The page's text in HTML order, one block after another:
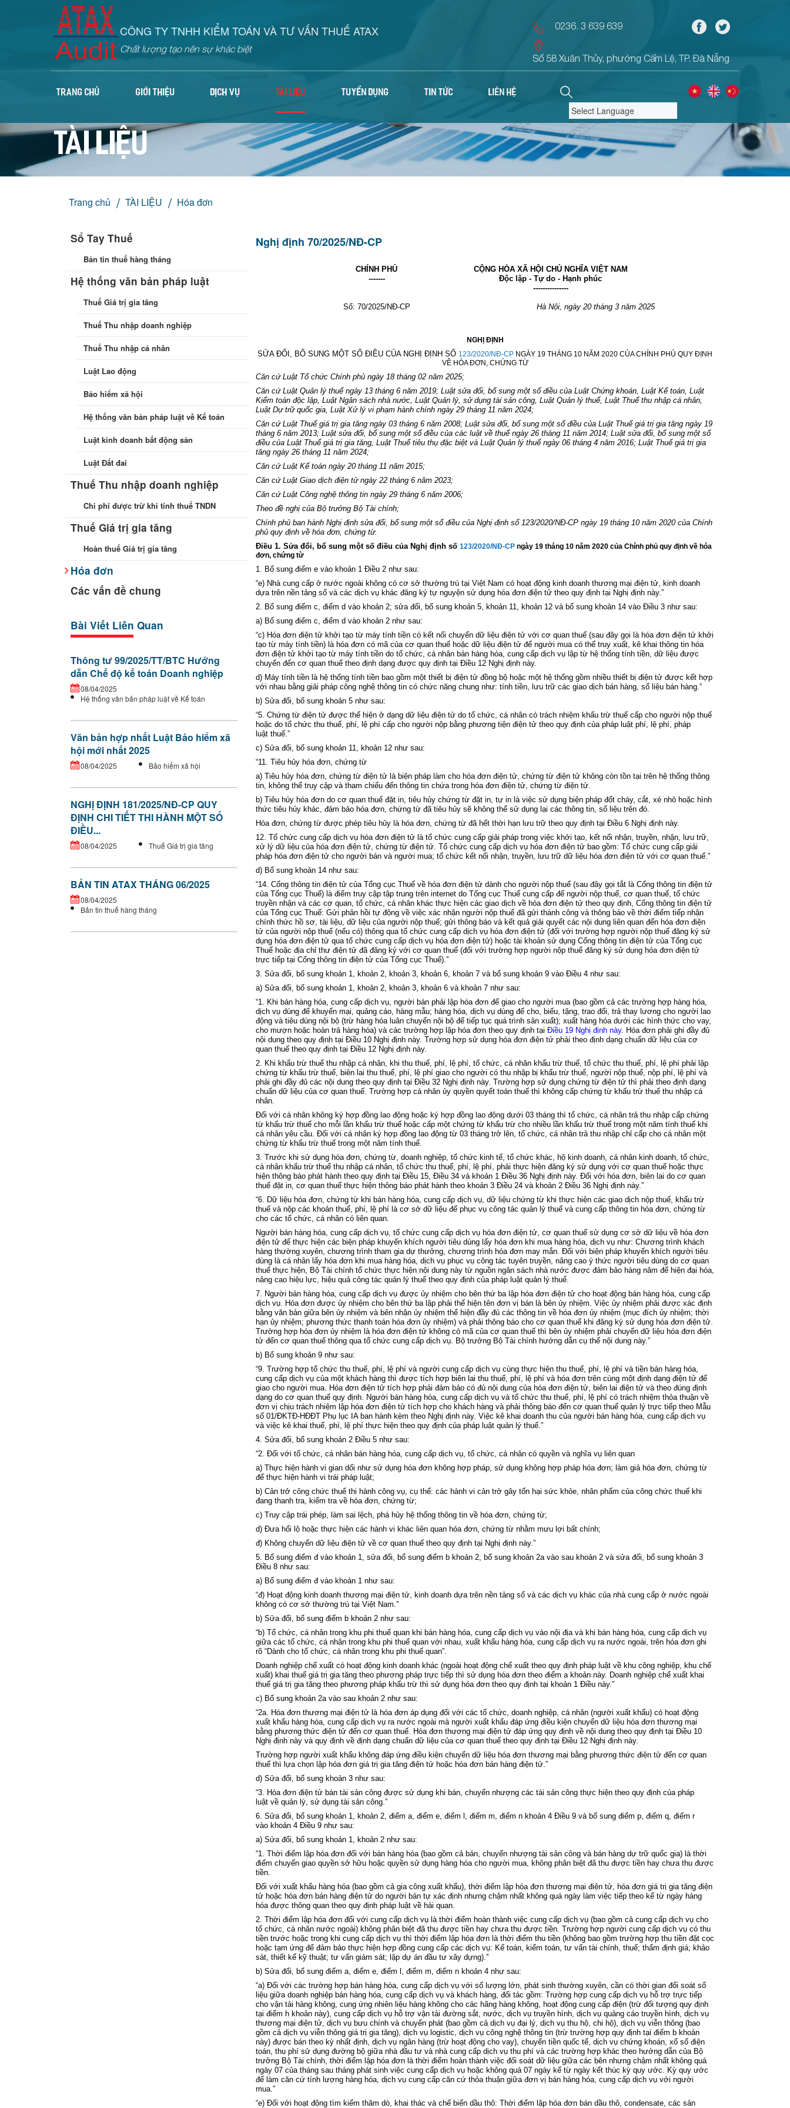
CÔNG TY TNHH KIỂM TOÁN VÀ TƯ VẤN THUẾ ATAX
Chất lượng tạo nên sự khác biệt
0236. 3 639 639
Số 58 Xuân Thủy, phường Cẩm Lệ, TP. Đà Nẵng
TRANG CHỦ GIỚI THIỆU DỊCH VỤ TÀI LIỆU TUYỂN DỤNG TIN TỨC LIÊN HỆ
Powered by Translate
TÀI LIỆU
Trang chủ TÀI LIỆU Hóa đơn
Sổ Tay Thuế
Bản tin thuế hàng tháng
Hệ thống văn bản pháp luật
Thuế Giá trị gia tăng
Thuế Thu nhập doanh nghiệp
Thuế Thu nhập cá nhân
Luật Lao động
Bảo hiểm xã hội
Hệ thống văn bản pháp luật về Kế toán
Luật kinh doanh bất động sản
Luật Đất đai
Thuế Thu nhập doanh nghiệp
Chi phí được trừ khi tính thuế TNDN
Thuế Giá trị gia tăng
Hoàn thuế Giá trị gia tăng
Hóa đơn
Các vấn đề chung
Bài Viết Liên Quan
Thông tư 99/2025/TT/BTC Hướng
dẫn Chế độ kế toán Doanh nghiệp
08/04/2025
Hệ thống văn bản pháp luật về Kế toán
Văn bản hợp nhất Luật Bảo hiểm xã
hội mới nhất 2025
08/04/2025 Bảo hiểm xã hội
NGHỊ ĐỊNH 181/2025/NĐ-CP QUY
ĐỊNH CHI TIẾT THI HÀNH MỘT SỐ
ĐIỀU...
08/04/2025 Thuế Giá trị gia tăng
BẢN TIN ATAX THÁNG 06/2025
08/04/2025
Bản tin thuế hàng tháng
Nghị định 70/2025/NĐ-CP
CHÍNH PHỦ
-------
CỘNG HÒA XÃ HỘI CHỦ NGHĨA VIỆT NAM
Độc lập - Tự do - Hạnh phúc
---------------
Số: 70/2025/NĐ-CP Hà Nội, ngày 20 tháng 3 năm 2025
NGHỊ ĐỊNH
SỬA ĐỔI, BỔ SUNG MỘT SỐ ĐIỀU CỦA NGHỊ ĐỊNH SỐ 123/2020/NĐ-CP NGÀY 19 THÁNG 10 NĂM 2020 CỦA CHÍNH PHỦ QUY ĐỊNH
VỀ HÓA ĐƠN, CHỨNG TỪ
Căn cứLuật Tổ chức Chính phủ ngày 18 tháng 02 năm 2025;
Căn cứLuật Quản lý thuế ngày 13 tháng 6 năm 2019;Luật sửa đổi, bổ sung một số điều của Luật Chứng khoán, Luật Kế toán, Luật
Kiểm toán độc lập, Luật Ngân sách nhà nước, Luật Quản lý, sử dụng tài sản công, Luật Quản lý thuế, Luật Thuế thu nhập cá nhân,
Luật Dự trữ quốc gia, Luật Xử lý vi phạm hành chính ngày 29 tháng 11 năm 2024;
Căn cứLuật Thuế giá trị gia tăng ngày 03 tháng 6 năm 2008;Luật sửa đổi, bổ sung một số điều của Luật Thuế giá trị gia tăng ngày 19
tháng 6 năm 2013;Luật sửa đổi, bổ sung một số điều của các luật về thuế ngày 26 tháng 11 năm 2014;Luật sửa đổi, bổ sung một số
điều của Luật Thuế giá trị gia tăng, Luật Thuế tiêu thụ đặc biệt và Luật Quản lý thuế ngày 06 tháng 4 năm 2016;Luật Thuế giá trị gia
tăng ngày 26 tháng 11 năm 2024;
Căn cứLuật Kế toán ngày 20 tháng 11 năm 2015;
Căn cứLuật Giao dịch điện tửngày 22 tháng 6 năm 2023;
Căn cứLuật Công nghệ thông tin ngày 29 tháng 6 năm 2006;
Theo đề nghị của Bộ trưởng Bộ Tài chính;
Chính phủ ban hành Nghị định sửa đổi, bổ sung một số điều của Nghị định số 123/2020/NĐ-CP ngày 19 tháng 10 năm 2020 của Chính
phủ quy định về hóa đơn, chứng từ.
Điều 1. Sửa đổi, bổ sung một số điều của Nghị định số123/2020/NĐ-CP ngày 19 tháng 10 năm 2020 của Chính phủ quy định về hóa
đơn, chứng từ
1. Bổ sung điểm e vào khoản 1 Điều 2 như sau:
“e) Nhà cung cấp ở nước ngoài không có cơ sở thường trú tại Việt Nam có hoạt động kinh doanh thương mại điện tử, kinh doanh
dựa trên nền tảng số và các dịch vụ khác đăng ký tự nguyện sử dụng hóa đơn điện tử theo quy định tại Nghị định này.”
2. Bổ sung điểm c, điểm d vào khoản 2; sửa đổi, bổ sung khoản 5, khoản 11, khoản 12 và bổ sung khoản 14 vàoĐiều 3 như sau:
a) Bổ sung điểm c, điểm d vào khoản 2 như sau:
“c) Hóa đơn điện tử khởi tạo từ máy tính tiền có kết nối chuyển dữ liệu điện tử với cơ quan thuế (sau đây gọi là hóa đơn điện tử khởi
tạo từ máy tính tiền) là hóa đơn có mã của cơ quan thuế hoặc dữ liệu điện tử để người mua có thể truy xuất, kê khai thông tin hóa
đơn điện tử khởi tạo từ máy tính tiền do tổ chức, cá nhân bán hàng hóa, cung cấp dịch vụ lập từ hệ thống tính tiền, dữ liệu được
chuyển đến cơ quan thuế theo định dạng được quy định tạiĐiều 12 Nghị định này.
d) Máy tính tiền là hệ thống tính tiền bao gồm một thiết bị điện tử đồng bộ hoặc một hệ thống gồm nhiều thiết bị điện tử được kết hợp
với nhau bằng giải pháp công nghệ thông tin có chức năng chung như: tính tiền, lưu trữ các giao dịch bán hàng, số liệu bán hàng.”
b) Sửa đổi, bổ sung khoản 5 như sau:
“5. Chứng từ điện tử được thể hiện ở dạng dữ liệu điện tử do tổ chức, cá nhân có trách nhiệm khấu trừ thuế cấp cho người nộp thuế
hoặc do tổ chức thu thuế, phí, lệ phí cấp cho người nộp bằng phương tiện điện tử theo quy định của pháp luật phí, lệ phí, pháp
luật thuế.”
c) Sửa đổi, bổ sung khoản 11, khoản 12 như sau:
“11. Tiêu hủy hóa đơn, chứng từ
a) Tiêu hủy hóa đơn, chứng từ điện tử là biện pháp làm cho hóa đơn điện tử, chứng từ điện tử không còn tồn tại trên hệ thống thông
tin, không thể truy cập và tham chiếu đến thông tin chứa trong hóa đơn điện tử, chứng từ điện tử.
b) Tiêu hủy hóa đơn do cơ quan thuế đặt in, tiêu hủy chứng từ đặt in, tự in là việc sử dụng biện pháp đốt cháy, cắt, xé nhỏ hoặc hình
thức tiêu hủy khác, đảm bảo hóa đơn, chứng từ đã tiêu hủy sẽ không thể sử dụng lại các thông tin, số liệu trên đó.
Hóa đơn, chứng từ được phép tiêu hủy là hóa đơn, chứng từ đã hết thời hạn lưu trữ theo quy định tạiĐiều 6 Nghị định này.
12. Tổ chức cung cấp dịch vụ hóa đơn điện tử là tổ chức cung cấp giải pháp trong việc khởi tạo, kết nối nhận, truyền, nhận, lưu trữ,
xử lý dữ liệu của hóa đơn điện tử, chứng từ điện tử. Tổ chức cung cấp dịch vụ hóa đơn điện tử bao gồm: Tổ chức cung cấp giải
pháp hóa đơn điện tử cho người bán và người mua; tổ chức kết nối nhận, truyền, lưu trữ dữ liệu hóa đơn điện tử với cơ quan thuế.”
d) Bổ sung khoản 14 như sau:
“14. Cổng thông tin điện tử của Tổng cục Thuế về hóa đơn điện tử dành cho người nộp thuế (sau đây gọi tắt là Cổng thông tin điện tử
của Tổng cục Thuế) là điểm truy cập tập trung trên internet do Tổng cục Thuế cung cấp để người nộp thuế, cơ quan thuế, tổ chức
truyền nhận và các cơ quan, tổ chức, cá nhân khác thực hiện các giao dịch về hóa đơn điện tử theo quy định, Cổng thông tin điện tử
của Tổng cục Thuế: Gửi phản hồi tự động về việc xác nhận người nộp thuế đã gửi thành công và thông báo về thời điểm tiếp nhận
chính thức hồ sơ, tài liệu, dữ liệu của người nộp thuế; gửi thông báo và kết quả giải quyết các nội dung liên quan đến hóa đơn điện
tử của người nộp thuế (nếu có) thông qua tổ chức cung cấp dịch vụ hóa đơn điện tử (đối với trường hợp người nộp thuế đăng ký sử
dụng hóa đơn điện tử qua tổ chức cung cấp dịch vụ hóa đơn điện tử) hoặc tài khoản sử dụng Cổng thông tin điện tử của Tổng cục
Thuế hoặc địa chỉ thư điện tử đã đăng ký với cơ quan thuế (đối với trường hợp người nộp thuế đăng ký sử dụng hóa đơn điện tử
trực tiếp tại Cổng thông tin điện tử của Tổng cục Thuế).”
3. Sửa đổi, bổ sung khoản 1, khoản 2, khoản 3, khoản 6, khoản 7 và bổ sung khoản 9 vàoĐiều 4 như sau:
a) Sửa đổi, bổ sung khoản 1, khoản 2, khoản 3, khoản 6 và khoản 7 như sau:
“1. Khi bán hàng hóa, cung cấp dịch vụ, người bán phải lập hóa đơn để giao cho người mua (bao gồm cả các trường hợp hàng hóa,
dịch vụ dùng để khuyến mại, quảng cáo, hàng mẫu; hàng hóa, dịch vụ dùng để cho, biếu, tặng, trao đổi, trả thay lương cho người lao
động và tiêu dùng nội bộ (trừ hàng hóa luân chuyển nội bộ để tiếp tục quá trình sản xuất); xuất hàng hóa dưới các hình thức cho vay,
cho mượn hoặc hoàn trả hàng hóa) và các trường hợp lập hóa đơn theo quy định tạiĐiều 19 Nghị định này. Hóa đơn phải ghi đầy đủ
nội dung theo quy định tạiĐiều 10 Nghị định này. Trường hợp sử dụng hóa đơn điện tử phải theo định dạng chuẩn dữ liệu của cơ
quan thuế theo quy định tạiĐiều 12 Nghị định này.
2. Khi khấu trừ thuế thu nhập cá nhân, khi thu thuế, phí, lệ phí, tổ chức, cá nhân khấu trừ thuế, tổ chức thu thuế, phí, lệ phí phải lập
chứng từ khấu trừ thuế, biên lai thu thuế, phí, lệ phí giao cho người có thu nhập bị khấu trừ thuế, người nộp thuế, nộp phí, lệ phí và
phải ghi đầy đủ các nội dung theo quy định tạiĐiều 32 Nghị định này. Trường hợp sử dụng chứng từ điện tử thì phải theo định dạng
chuẩn dữ liệu của cơ quan thuế. Trường hợp cá nhânủy quyền quyết toán thuế thì không cấp chứng từ khấu trừ thuế thu nhập cá
nhân.
Đối với cá nhân không ký hợp đồng lao động hoặc ký hợp đồng lao động dưới 03 tháng thì tổ chức, cá nhân trả thu nhập cấp chứng
từ khấu trừ thuế cho mỗi lần khấu trừ thuế hoặc cấp một chứng từ khấu trừ cho nhiều lần khấu trừ thuế trong một năm tính thuế khi
cá nhân yêu cầu. Đối với cá nhân ký hợp đồng lao động từ 03 tháng trở lên, tổ chức, cá nhân trả thu nhập chỉ cấp cho cá nhân một
chứng từ khấu trừ thuế trong một năm tính thuế.
3. Trước khi sử dụng hóa đơn, chứng từ, doanh nghiệp, tổ chức kinh tế, tổ chức khác, hộ kinh doanh, cá nhân kinh doanh, tổ chức,
cá nhân khấu trừ thuế thu nhập cá nhân, tổ chức thu thuế, phí, lệ phí, phải thực hiện đăng ký sử dụng với cơ quan thuế hoặc thực
hiện thông báo phát hành theo quy định tạiĐiều 15, Điều 34 và khoản 1 Điều 36 Nghị định này. Đối với hóa đơn, biên lai do cơ quan
thuế đặt in, cơ quan thuế thực hiện thông báo phát hành theo khoản 3 Điều 24 và khoản 2 Điều 36 Nghị định này.”
“6. Dữ liệu hóa đơn, chứng từ khi bán hàng hóa, cung cấp dịch vụ, dữ liệu chứng từ khi thực hiện các giao dịch nộp thuế, khấu trừ
thuế và nộp các khoản thuế, phí, lệ phí là cơ sở dữ liệu để phục vụ công tác quản lý thuế và cung cấp thông tin hóa đơn, chứng từ
cho các tổ chức, cá nhân có liên quan.
Người bán hàng hóa, cung cấp dịch vụ, tổ chức cung cấp dịch vụ hóa đơn điện tử, cơ quan thuế sử dụng cơ sở dữ liệu về hóa đơn
điện tử để thực hiện các biện pháp khuyến khích người tiêu dùng lấy hóa đơn khi mua hàng hóa, dịch vụ như: Chương trình khách
hàng thường xuyên, chương trình tham gia dự thưởng, chương trình hóa đơn may mắn. Đối với biện pháp khuyến khích người tiêu
dùng là cá nhân lấy hóa đơn khi mua hàng hóa, dịch vụ phục vụ công tác tuyên truyền, nâng cao ý thức người tiêu dùng do cơ quan
thuế thực hiện, Bộ Tài chính tổ chức thực hiện nội dung này từ nguồn ngân sách nhà nước được đảm bảo hàng năm để hiện đại hóa,
nâng cao hiệu lực, hiệu quả công tác quản lý thuế theo quy định của pháp luật quản lý thuế.
7. Người bán hàng hóa, cung cấp dịch vụ được ủy nhiệm cho bên thứ ba lập hóa đơn điện tử cho hoạt động bán hàng hóa, cung cấp
dịch vụ. Hóa đơn được ủy nhiệm cho bên thứ ba lập phải thể hiện tên đơn vị bán là bênủy nhiệm. Việc ủy nhiệm phải được xác định
bằng văn bản giữa bênủy nhiệm và bên nhận ủy nhiệm thể hiện đầy đủ các thông tin về hóa đơnủy nhiệm (mục đíchủy nhiệm; thời
hạn ủy nhiệm; phương thức thanh toán hóa đơnủy nhiệm) và phải thông báo cho cơ quan thuế khi đăng ký sử dụng hóa đơn điện tử.
Trường hợp hóa đơnủy nhiệm là hóa đơn điện tử không có mã của cơ quan thuế thì bênủy nhiệm phải chuyển dữ liệu hóa đơn điện
tử đến cơ quan thuế thông qua tổ chức cung cấp dịch vụ. Bộ trưởng Bộ Tài chính hướng dẫn cụ thể nội dung này.”
b) Bổ sung khoản 9 như sau:
“9. Trường hợp tổ chức thu thuế, phí, lệ phí và người cung cấp dịch vụ cùng thực hiện thu thuế, phí, lệ phí và tiền bán hàng hóa,
cung cấp dịch vụ của một khách hàng thì được tích hợp biên lai thu thuế, phí, lệ phí và hóa đơn trên cùng một định dạng điện tử để
giao cho người mua. Hóa đơn điện tử tích hợp phải đảm bảo có đủ nội dung của hóa đơn điện tử, biên lai điện tử và theo đúng định
dạng do cơ quan thuế quy định. Người bán hàng hóa, cung cấp dịch vụ và tổ chức thu thuế, phí, lệ phí có trách nhiệm thỏa thuận về
đơn vị chịu trách nhiệm lập hóa đơn điện tử tích hợp cho khách hàng và phải thông báo đến cơ quan thuế quản lý trực tiếp theo Mẫu
số 01/ĐKTĐ-HĐĐT Phụ lục IA ban hành kèm theo Nghị định này. Việc kê khai doanh thu của người bán hàng hóa, cung cấp dịch vụ
và việc kê khai thuế, phí, lệ phí thực hiện theo quy định của pháp luật quản lý thuế.”
4. Sửa đổi, bổ sung khoản 2 Điều 5 như sau:
“2. Đối với tổ chức, cá nhân bán hàng hóa, cung cấp dịch vụ, tổ chức, cá nhân có quyền và nghĩa vụ liên quan
a) Thực hiện hành vi gian dối như sử dụng hóa đơn không hợp pháp, sử dụng không hợp pháp hóa đơn; làm giả hóa đơn, chứng từ
để thực hiện hành vi trái pháp luật;
b) Cản trở công chức thuế thi hành công vụ, cụ thể: các hành vi cản trở gây tổn hại sức khỏe, nhân phẩm của công chức thuế khi
đang thanh tra, kiểm tra về hóa đơn, chứng từ;
c) Truy cập trái phép, làm sai lệch, phá hủy hệ thống thông tin về hóa đơn, chứng từ;
d) Đưa hối lộ hoặc thực hiện các hành vi khác liên quan hóa đơn, chứng từ nhằm mưu lợi bất chính;
đ) Không chuyển dữ liệu điện tử về cơ quan thuế theo quy định tại Nghị định này.”
5. Bổ sung điểm đ vào khoản 1 , sửa đổi, bổ sungđiểm b khoản 2 , bổ sung khoản 2a vào sau khoản 2 và sửa đổi, bổ sung khoản 3
Điều 8 như sau:
a) Bổ sung điểm đ vào khoản 1 như sau:
“đ) Hoạt động kinh doanh thương mại điện tử, kinh doanh dựa trên nền tảng số và các dịch vụ khác của nhà cung cấp ở nước ngoài
không có cơ sở thường trú tại Việt Nam.”
b) Sửa đổi, bổ sung điểm b khoản 2 như sau:
“b) Tổ chức, cá nhân trong khu phi thuế quan khi bán hàng hóa, cung cấp dịch vụ vào nội địa và khi bán hàng hóa, cung cấp dịch vụ
giữa các tổ chức, cá nhân trong khu phi thuế quan với nhau, xuất khẩu hàng hóa, cung cấp dịch vụ ra nước ngoài, trên hóa đơn ghi
rõ “Dành cho tổ chức, cá nhân trong khu phi thuế quan”.
Doanh nghiệp chế xuất có hoạt động kinh doanh khác (ngoài hoạt động chế xuất theo quy định pháp luật về khu công nghiệp, khu chế
xuất) khai thuế giá trị gia tăng theo phương pháp trực tiếp thì sử dụng hóa đơn theo điểm a khoản này. Doanh nghiệp chế xuất khai
thuế giá trị gia tăng theo phương pháp khấu trừ thì sử dụng hóa đơn theo quy định tại khoản 1 Điều này.”
c) Bổ sung khoản 2a vào sau khoản 2 như sau:
“2a. Hóa đơn thương mại điện tử là hóa đơn áp dụng đối với các tổ chức, doanh nghiệp, cá nhân (người xuất khẩu) có hoạt động
xuất khẩu hàng hóa, cung cấp dịch vụ ra nước ngoài mà người xuất khẩu đápứng điều kiện chuyển dữ liệu hóa đơn thương mại
bằng phương thức điện tử đến cơ quan thuế. Hóa đơn thương mại điện tử đápứng quy định về nội dung theo quy định tạiĐiều 10
Nghị định này và quy định về định dạng chuẩn dữ liệu của cơ quan thuế theo quy định tạiĐiều 12 Nghị định này.
Trường hợp người xuất khẩu không đápứng điều kiện chuyển dữ liệu hóa đơn thương mại bằng phương thức điện tử đến cơ quan
thuế thì lựa chọn lập hóa đơn giá trị gia tăng điện tử hoặc hóa đơn bán hàng điện tử.”
d) Sửa đổi, bổ sung khoản 3 như sau:
“3. Hóa đơn điện tử bán tài sản công được sử dụng khi bán, chuyển nhượng các tài sản công thực hiện theo quy định của pháp
luật về quản lý, sử dụng tài sản công.”
6. Sửa đổi, bổ sung khoản 1, khoản 2, điểm a, điểm e, điểm l, điểm m, điểm n khoản 4 Điều 9 và bổ sung điểm p, điểm q, điểm r
vào khoản 4 Điều 9 như sau:
a) Sửa đổi, bổ sung khoản 1, khoản 2 như sau:
“1. Thời điểm lập hóa đơn đối với bán hàng hóa (bao gồm cả bán, chuyển nhượng tài sản công và bán hàng dự trữ quốc gia) là thời
điểm chuyển giao quyền sở hữu hoặc quyền sử dụng hàng hóa cho người mua, không phân biệt đã thu được tiền hay chưa thu được
tiền.
Đối với xuất khẩu hàng hóa (bao gồm cả gia công xuất khẩu), thời điểm lập hóa đơn thương mại điện tử, hóa đơn giá trị gia tăng điện
tử hoặc hóa đơn bán hàng điện tử do người bán tự xác định nhưng chậm nhất không quá ngày làm việc tiếp theo kể từ ngày hàng
hóa được thông quan theo quy định pháp luật về hải quan.
2. Thời điểm lập hóa đơn đối với cung cấp dịch vụ là thời điểm hoàn thành việc cung cấp dịch vụ (bao gồm cả cung cấp dịch vụ cho
tổ chức, cá nhân nước ngoài) không phân biệt đã thu được tiền hay chưa thu được tiền. Trường hợp người cung cấp dịch vụ có thu
tiền trước hoặc trong khi cung cấp dịch vụ thì thời điểm lập hóa đơn là thời điểm thu tiền (không bao gồm trường hợp thu tiền đặt cọc
hoặc tạm ứng để đảm bảo thực hiện hợp đồng cung cấp các dịch vụ: Kế toán, kiểm toán, tư vấn tài chính, thuế; thẩm định giá; khảo
sát, thiết kế kỹ thuật; tư vấn giám sát; lập dựán đầu tư xây dựng).”
b) Sửa đổi, bổ sung điểm a, điểm e, điểm l, điểm m, điểm n khoản 4 như sau:
“a) Đối với các trường hợp bán hàng hóa, cung cấp dịch vụ với số lượng lớn, phát sinh thường xuyên, cần có thời gian đối soát số
liệu giữa doanh nghiệp bán hàng hóa, cung cấp dịch vụ và khách hàng, đối tác gồm: Trường hợp cung cấp dịch vụ hỗ trợ trực tiếp
cho vận tải hàng không, cungứng nhiên liệu hàng không cho các hãng hàng không, hoạt động cung cấp điện (trừ đối tượng quy định
tại điểm h khoản này), cung cấp dịch vụ hỗ trợ vận tải đường sắt, nước, dịch vụ truyền hình, dịch vụ quảng cáo truyền hình, dịch vụ
thương mại điện tử, dịch vụ bưu chính và chuyển phát (bao gồm cả dịch vụ đại lý, dịch vụ thu hộ, chi hộ), dịch vụ viễn thông (bao
gồm cả dịch vụ viễn thông giá trị gia tăng), dịch vụ logistic, dịch vụ công nghệ thông tin (trừ trường hợp quy định tại điểm b khoản
này) được bán theo kỳ nhất định, dịch vụ ngân hàng (trừ hoạt động cho vay), chuyển tiền quốc tế, dịch vụ chứng khoán, xổ số điện
toán, thu phí sử dụng đường bộ giữa nhà đầu tư và nhà cung cấp dịch vụ thu phí và các trường hợp khác theo hướng dẫn của Bộ
trưởng Bộ Tài chính, thời điểm lập hóa đơn là thời điểm hoàn thành việc đối soát dữ liệu giữa các bên nhưng chậm nhất không quá
ngày 07 của tháng sau tháng phát sinh việc cung cấp dịch vụ hoặc không quá 07 ngày kể từ ngày kết thúc kỳ quy ước. Kỳ quy ước
để làm căn cứ tính lượng hàng hóa, dịch vụ cung cấp căn cứ thỏa thuận giữa đơn vị bán hàng hóa, cung cấp dịch vụ với người
mua.”
“e) Đối với hoạt động tìm kiếm thăm dò, khai thác và chế biến dầu thô: Thời điểm lập hóa đơn bán dầu thô, condensate, các sản